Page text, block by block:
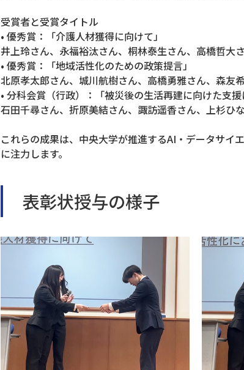
受賞者と受賞タイトル
• 優秀賞：「介護人材獲得に向けて」
井上玲さん、永福裕汰さん、桐林泰生さん、高橋哲大
• 優秀賞：「地域活性化のための政策提言」
北原孝太郎さん、城川航樹さん、高橋勇雅さん、森友
• 分科会賞（行政）：「被災後の生活再建に向けた支援
石田千尋さん、折原美結さん、諏訪遥香さん、上杉ひ
これらの成果は、中央大学が推進するAI・データサイ
に注力します。
表彰状授与の様子